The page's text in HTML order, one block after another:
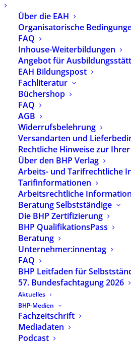
Über die EAH
Organisatorische
FAQ
Inhouse-Weiterbildungen
Angebot für
EAH Bildungspost
Fachliteratur
Büchershop
FAQ
AGB
Widerrufsbelehrung
Versandarten und
Rechtliche Hinweise zur
Über den BHP Verlag
Arbeits- und Tarifrechtliche
Tarifinformationen
Arbeitsrechtliche
Beratung Selbstständige
Die BHP Zertifizierung
BHP QualifikationsPass
Beratung
Unternehmer:innentag
FAQ
BHP Leitfaden für
57. Bundesfachtagung 2026
Aktuelles
BHP-Medien
Fachzeitschrift
Mediadaten
Podcast
Immer auf dem
Abonnieren Sie
Zur Newsletter-
Kontakt
Geschäftsstelle
Herzbergstrasse 82–84
10365 Berlin
Telefon: 030 – 40 60 50 60
Fax: 030 – 40 60 50 69
eMail:info@bhponline.de
Telefonzeiten
Montag | Mittwoch
9–13 & 14–16 Uhr
Dienstag | Donnerstag
9–13 & 14–17:30 Uhr
Shop
Widerrufsbelehrung